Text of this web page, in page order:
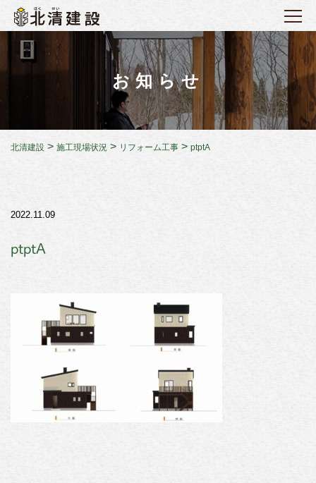
お知らせ
北清建設 > 施工現場状況 > リフォーム工事 > ptptA
2022.11.09
ptptA